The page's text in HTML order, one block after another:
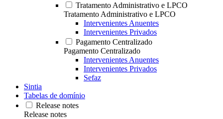
Tratamento Administrativo e LPCO
Tratamento Administrativo e LPCO
Intervenientes Anuentes
Intervenientes Privados
Pagamento Centralizado
Pagamento Centralizado
Intervenientes Anuentes
Intervenientes Privados
Sefaz
Sintia
Tabelas de domínio
Release notes
Release notes